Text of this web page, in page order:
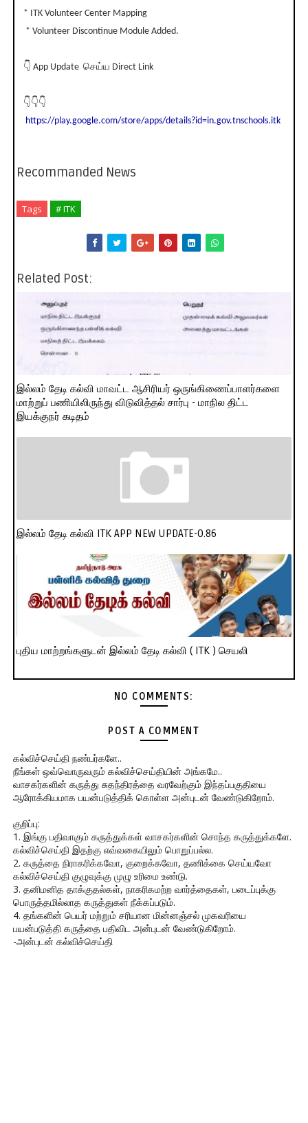
* ITK Volunteer Center Mapping
* Volunteer Discontinue Module Added.
👇 App Update செய்ய Direct Link
👇👇👇
https://play.google.com/store/apps/details?id=in.gov.tnschools.itk
Recommanded News
Tags # ITK
Related Post:
இல்லம் தேடி கல்வி மாவட்ட ஆசிரியர் ஒருங்கிணைப்பாளர்களை
மாற்றுப் பணியிலிருந்து விடுவித்தல் சார்பு - மாநில திட்ட
இயக்குநர் கடிதம்
இல்லம் தேடி கல்வி ITK APP NEW UPDATE-0.86
புதிய மாற்றங்களுடன் இல்லம் தேடி கல்வி ( ITK ) செயலி
NO COMMENTS:
POST A COMMENT
கல்விச்செய்தி நண்பர்களே..
நீங்கள் ஒவ்வொருவரும் கல்விச்செய்தியின் அங்கமே..
வாசகர்களின் கருத்து சுதந்திரத்தை வரவேற்கும் இந்தப்பகுதியை
ஆரோக்கியமாக பயன்படுத்திக் கொள்ள அன்புடன் வேண்டுகிறோம்.
குறிப்பு:
1. இங்கு பதிவாகும் கருத்துக்கள் வாசகர்களின் சொந்த கருத்துக்களே.
கல்விச்செய்தி இதற்கு எவ்வகையிலும் பொறுப்பல்ல.
2. கருத்தை நிராகரிக்கவோ, குறைக்கவோ, தணிக்கை செய்யவோ
கல்விச்செய்தி குழுவுக்கு முழு உரிமை உண்டு.
3. தனிமனித தாக்குதல்கள், நாகரிகமற்ற வார்த்தைகள், படைப்புக்கு
பொருத்தமில்லாத கருத்துகள் நீக்கப்படும்.
4. தங்களின் பெயர் மற்றும் சரியான மின்னஞ்சல் முகவரியை
பயன்படுத்தி கருத்தை பதிவிட அன்புடன் வேண்டுகிறோம்.
-அன்புடன் கல்விச்செய்தி